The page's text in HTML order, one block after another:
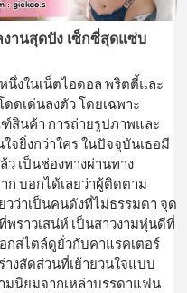
านสุดปัง เซ็กซี่สุดแซ่บ
นึ่งในเน็ตไอดอล พริตตี้และ
ดเด่นลงตัว โดยเฉพาะ
สินค้า การถ่ายรูปภาพและ
จยิ่งกว่าใคร ในปัจจุบันเธอมี
เป็นช่องทางผ่านทาง
ก บอกได้เลยว่าผู้ติดตาม
วว่าเป็นคนดังที่ไม่ธรรมดา จุด
ราวเสน่ห์ เป็นสาวงามหุ่นดีที่
กสไตล์ดูยั่วกับคาแรคเตอร์
างสัดส่วนที่เย้ายวนใจแบบ
มนิยมจากเหล่าบรรดาแฟน